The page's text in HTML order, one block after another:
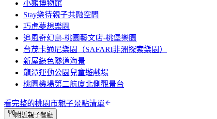
小熊博物館
Stay樂待親子共融空間
巧虎夢想樂園
追風奇幻島-桃園藝文店-桃堡樂園
台茂卡通尼樂園（SAFARI非洲探索樂園）
新屋綠色隧道海景
龍潭運動公園兒童遊戲場
桃園機場第二航廈北側觀景台
看完整的桃園市親子景點清單
附近親子餐廳